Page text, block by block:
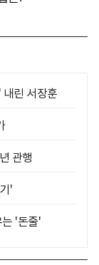
린 서장훈
관행
'
'돈줄'